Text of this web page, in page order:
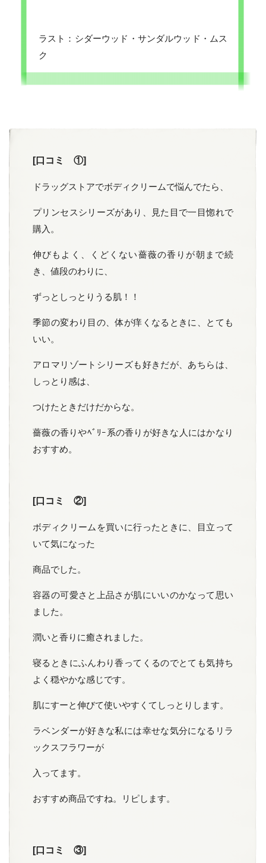
ラスト：シダーウッド・サンダルウッド・ムス
ク
[口コミ ①]
ドラッグストアでボディクリームで悩んでたら、
プリンセスシリーズがあり、見た目で一目惚れで
購入。
伸びもよく、くどくない薔薇の香りが朝まで続
き、値段のわりに、
ずっとしっとりうる肌！！
季節の変わり目の、体が痒くなるときに、とても
いい。
アロマリゾートシリーズも好きだが、あちらは、
しっとり感は、
つけたときだけだからな。
薔薇の香りやﾍﾞﾘｰ系の香りが好きな人にはかなり
おすすめ。
[口コミ ②]
ボディクリームを買いに行ったときに、目立って
いて気になった
商品でした。
容器の可愛さと上品さが肌にいいのかなって思い
ました。
潤いと香りに癒されました。
寝るときにふんわり香ってくるのでとても気持ち
よく穏やかな感じです。
肌にすーと伸びて使いやすくてしっとりします。
ラベンダーが好きな私には幸せな気分になるリラ
ックスフラワーが
入ってます。
おすすめ商品ですね。リピします。
[口コミ ③]